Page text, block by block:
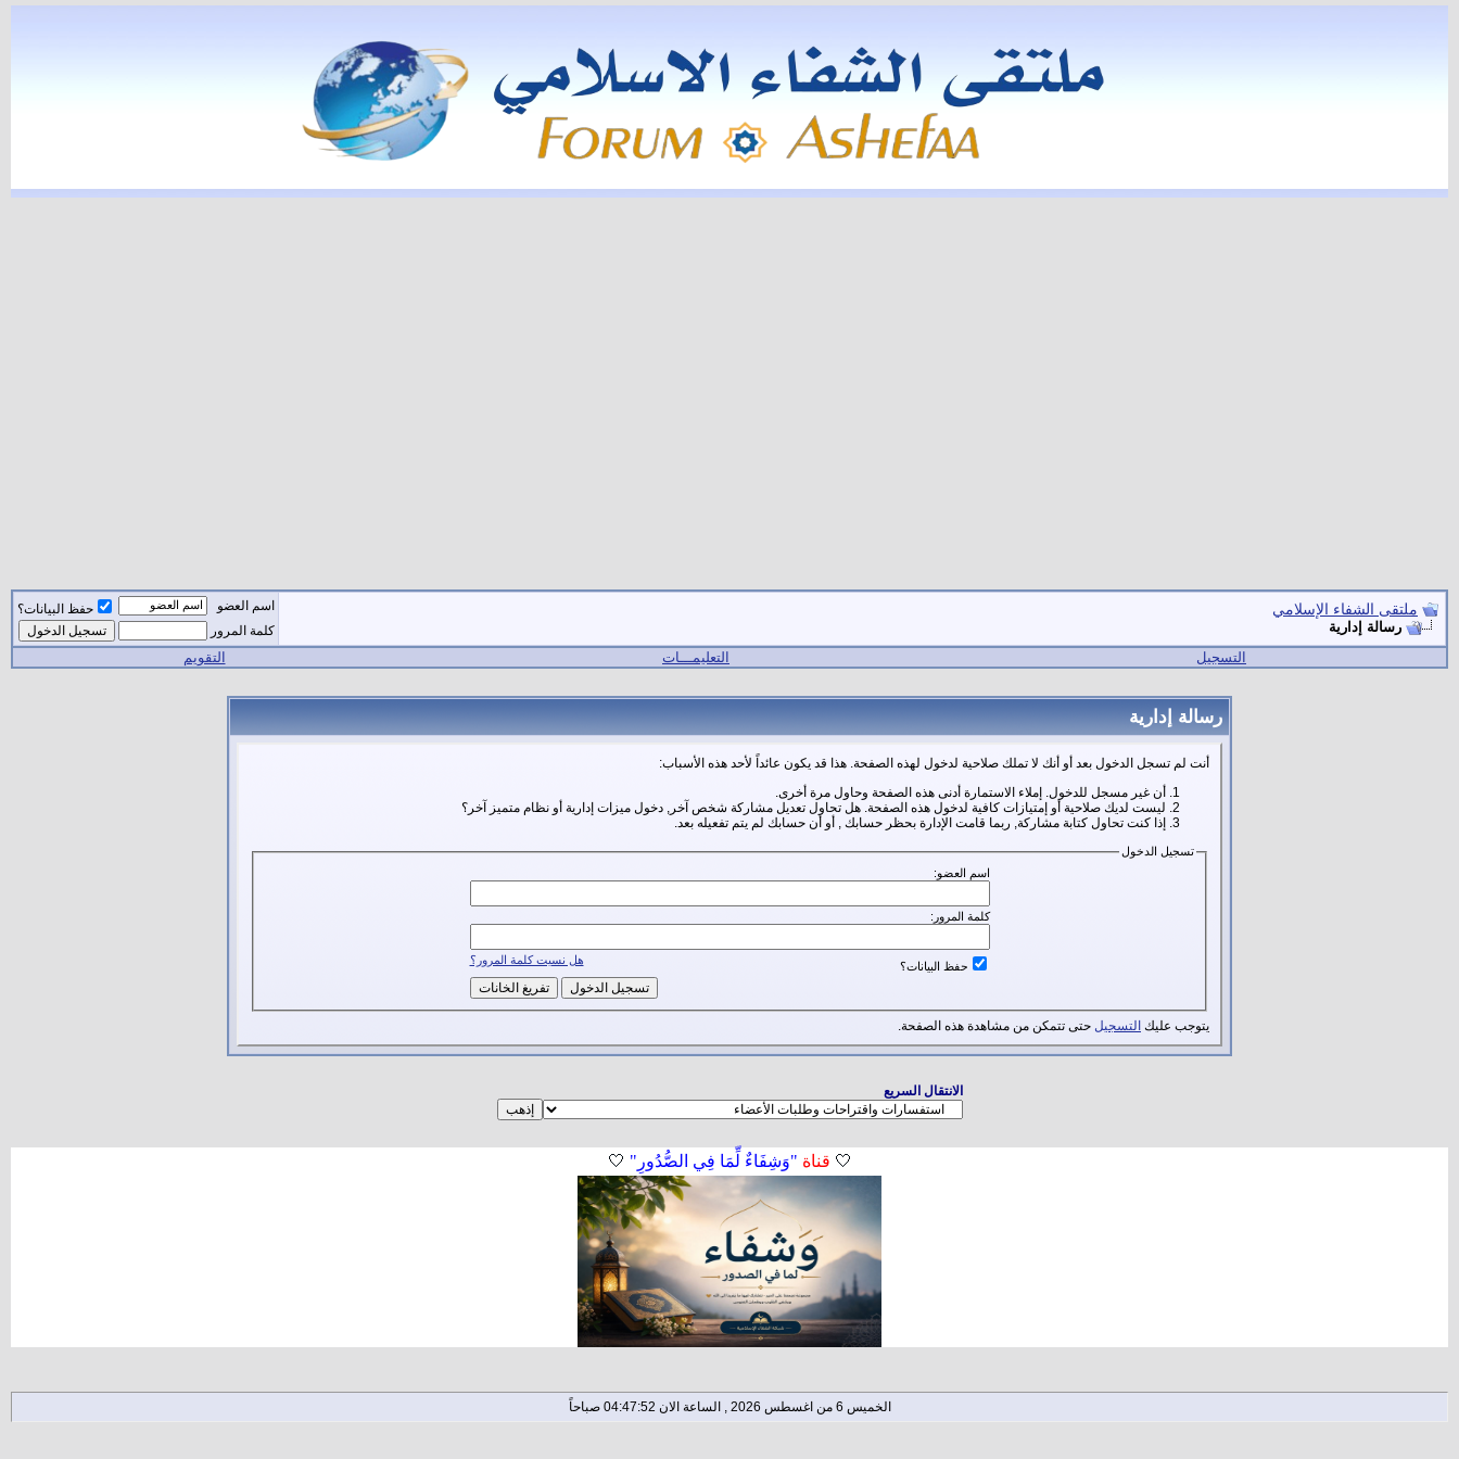
ملتقى الشفاء الإسلامي
رسالة إدارية
اسم العضو
حفظ البيانات؟
كلمة المرور
التسجيل التعليمـــات التقويم
رسالة إدارية
أنت لم تسجل الدخول بعد أو أنك لا تملك صلاحية لدخول لهذه الصفحة. هذا قد يكون عائداً لأحد هذه الأسباب:
أن غير مسجل للدخول. إملاء الاستمارة أدنى هذه الصفحة وحاول مرة أخرى.
ليست لديك صلاحية أو إمتيازات كافية لدخول هذه الصفحة. هل تحاول تعديل مشاركة شخص آخر, دخول ميزات إدارية أو نظام متميز آخر؟
إذا كنت تحاول كتابة مشاركة, ربما قامت الإدارة بحظر حسابك , أو أن حسابك لم يتم تفعيله بعد.
تسجيل الدخول
اسم العضو:
كلمة المرور:
هل نسيت كلمة المرور؟ حفظ البيانات؟
يتوجب عليك التسجيل حتى تتمكن من مشاهدة هذه الصفحة.
الانتقال السريع
🤍 قناة "وَشِفَاءٌ لِّمَا فِي الصُّدُورِ" 🤍
الخميس 6 من اغسطس 2026 , الساعة الان 04:47:52 صباحاً